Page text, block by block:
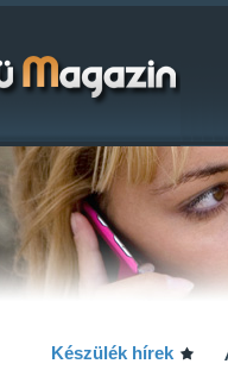
Készülék hírek